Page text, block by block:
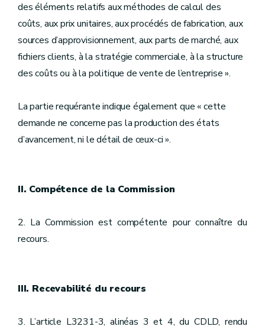
des éléments relatifs aux méthodes de calcul des
coûts, aux prix unitaires, aux procédés de fabrication, aux
sources d’approvisionnement, aux parts de marché, aux
fichiers clients, à la stratégie commerciale, à la structure
des coûts ou à la politique de vente de l’entreprise ».
La partie requérante indique également que « cette
demande ne concerne pas la production des états
d’avancement, ni le détail de ceux-ci ».
II. Compétence de la Commission
2. La Commission est compétente pour connaître du
recours.
III. Recevabilité du recours
3. L’article L3231-3, alinéas 3 et 4, du CDLD, rendu